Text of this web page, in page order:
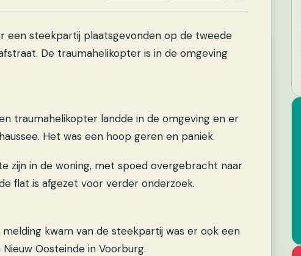
een steekpartij plaatsgevonden op de tweede
De traumahelikopter is in de omgeving
traumahelikopter landde in de omgeving en er
Het was een hoop geren en paniek.
zijn in de woning, met spoed overgebracht naar
flat is afgezet voor verder onderzoek.
kwam van de steekpartij was er ook een
Oosteinde in Voorburg.